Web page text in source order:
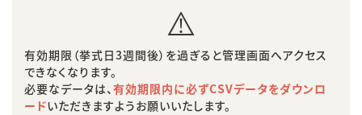
有効期限（挙式日3週間後）を過ぎると管理画面へアクセス
できなくなります。
必要なデータは、有効期限内に必ずCSVデータをダウンロ
ードいただきますようお願いいたします。